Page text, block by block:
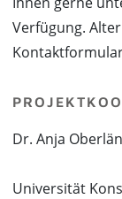
Verfügung.
Dr. Anja
Universität